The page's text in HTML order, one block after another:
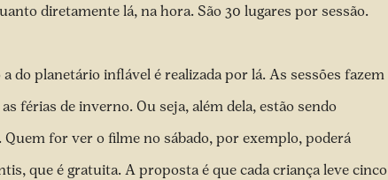
diretamente lá, na hora. São 30 lugares por sessão.
do planetário inflável é realizada por lá. As sessões fazem
férias de inverno. Ou seja, além dela, estão sendo
for ver o filme no sábado, por exemplo, poderá
que é gratuita. A proposta é que cada criança leve cinco